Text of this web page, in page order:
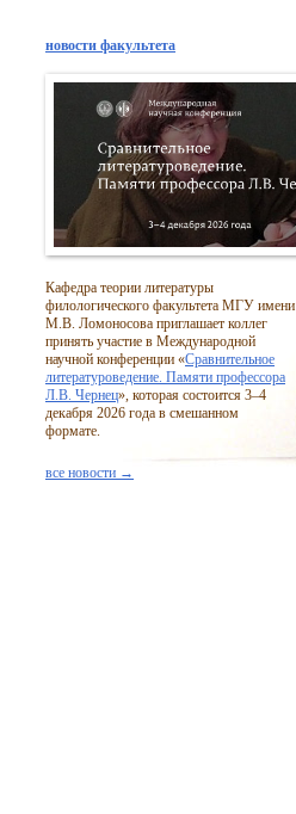
новости факультета
Кафедра теории литературы
филологического факультета МГУ имени
М.В. Ломоносова приглашает коллег
принять участие в Международной
научной конференции «Сравнительное
литературоведение. Памяти профессора
Л.В. Чернец», которая состоится 3–4
декабря 2026 года в смешанном
формате.
все новости →